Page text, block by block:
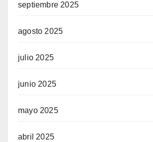
septiembre 2025
agosto 2025
julio 2025
junio 2025
mayo 2025
abril 2025